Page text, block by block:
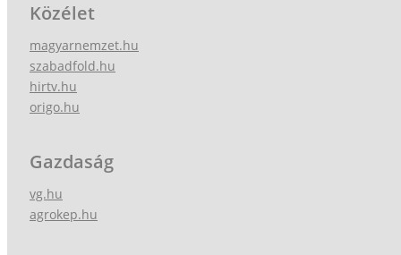
Közélet
magyarnemzet.hu
szabadfold.hu
hirtv.hu
origo.hu
Gazdaság
vg.hu
agrokep.hu